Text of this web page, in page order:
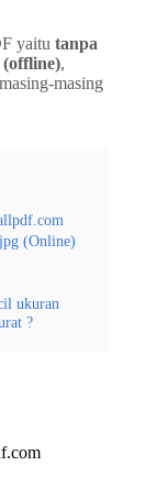
yaitu tanpa
,
masing
(Online)
ukuran
?